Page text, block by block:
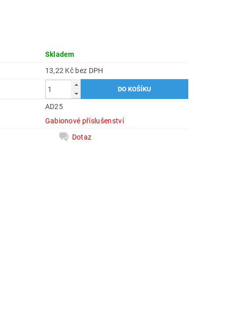
Skladem
13,22 Kč bez DPH
AD25
Gabionové příslušenství
Dotaz